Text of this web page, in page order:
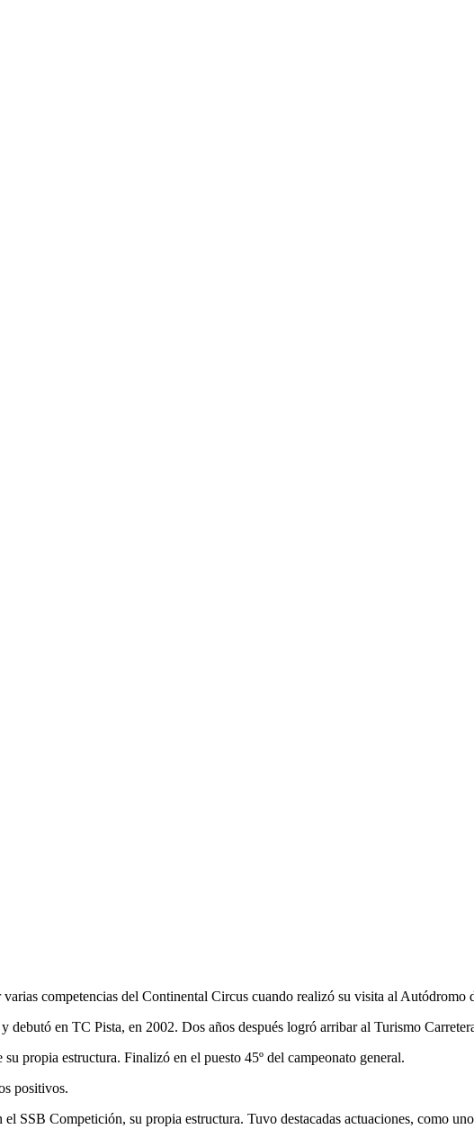
competencias del Continental Circus cuando realizó su visita al Autódromo
en TC Pista, en 2002. Dos años después logró arribar al Turismo
propia estructura. Finalizó en el puesto 45º del campeonato general.
positivos.
SSB Competición, su propia estructura. Tuvo destacadas actuaciones, como